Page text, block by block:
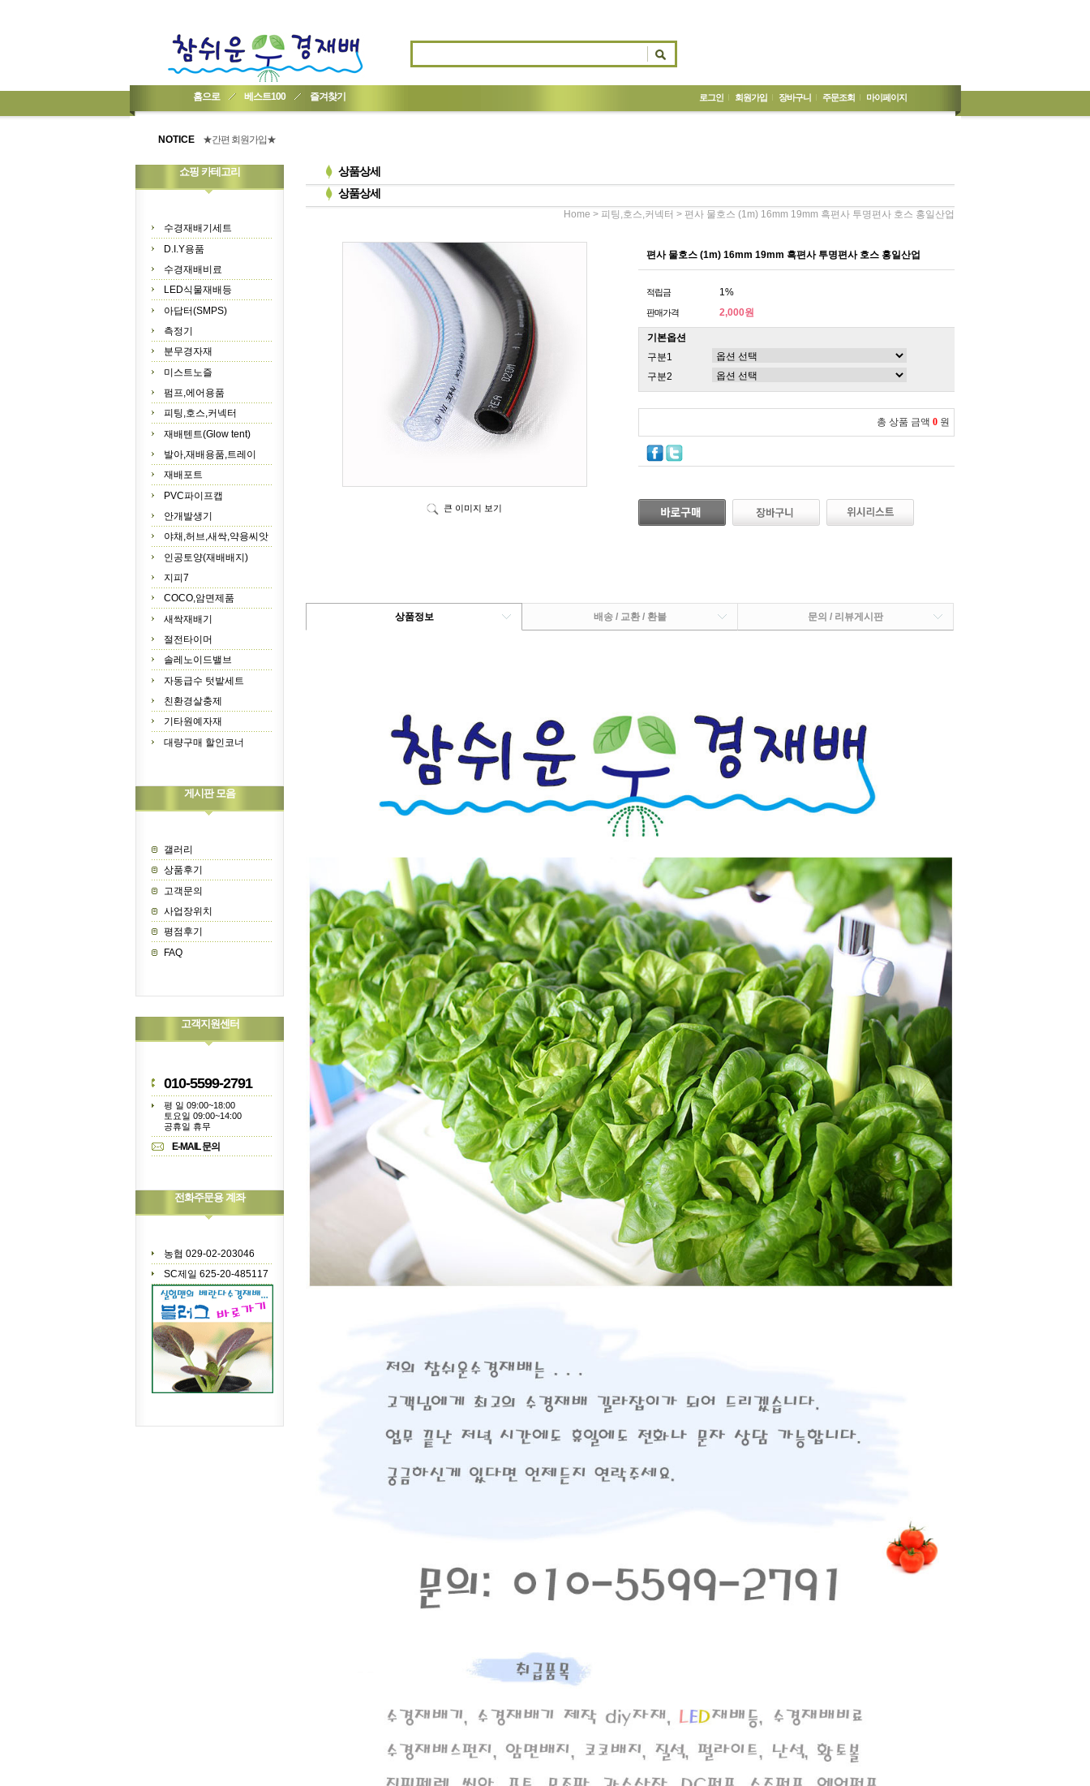
홈으로 베스트100 즐겨찾기 로그인 회원가입 장바구니 주문조회 마이페이지
NOTICE
★기업회원가입 방법..
★간편 회원가입★
쇼핑 카테고리
수경재배기세트
D.I.Y용품
수경재배비료
LED식물재배등
아답터(SMPS)
측정기
분무경자재
미스트노즐
펌프,에어용품
피팅,호스,커넥터
재배텐트(Glow tent)
발아,재배용품,트레이
재배포트
PVC파이프캡
안개발생기
야채,허브,새싹,약용씨앗
인공토양(재배배지)
지피7
COCO,암면제품
새싹재배기
절전타이머
솔레노이드밸브
자동급수 텃밭세트
친환경살충제
기타원예자재
대량구매 할인코너
게시판 모음
갤러리
상품후기
고객문의
사업장위치
평점후기
FAQ
고객지원센터
010-5599-2791
평 일 09:00~18:00
토요일 09:00~14:00
공휴일 휴무
E-MAIL 문의
전화주문용 계좌
농협 029-02-203046
SC제일 625-20-485117
상품상세
상품상세
Home > 피팅,호스,커넥터 > 편사 물호스 (1m) 16mm 19mm 흑편사 투명편사 호스 홍일산업
큰 이미지 보기
편사 물호스 (1m) 16mm 19mm 흑편사 투명편사 호스 홍일산업
적립금 1%
판매가격 2,000원
기본옵션
구분1
구분2
총 상품 금액 0 원
상품정보 배송 / 교환 / 환불 문의 / 리뷰게시판